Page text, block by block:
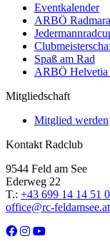
Eventkalender
ARBÖ
Spaß am Rad
ARBÖ Helvetia
Mitgliedschaft
Mitglied werden
Kontakt Radclub
9544 Feld am See
Ederweg 22
T.: +43 699 14 14 51
office@rc-feldamsee.at